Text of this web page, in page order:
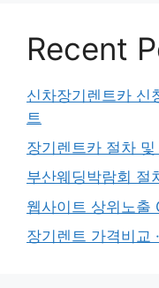
Recent
신차장기렌트카 신
트
장기렌트카 절차
부산웨딩박람회 절
웹사이트 상위노출
장기렌트 가격비교